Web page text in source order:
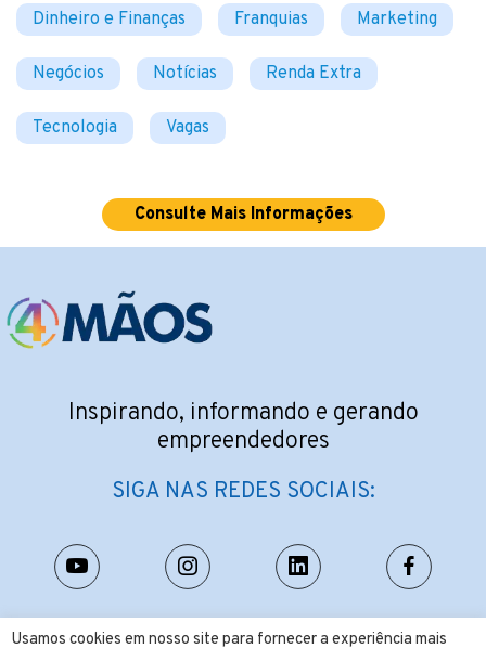
Dinheiro e Finanças Franquias Marketing
Negócios Notícias Renda Extra
Tecnologia Vagas
Consulte Mais Informações
Usamos cookies em nosso site para fornecer a experiência mais
Inspirando, informando e gerando
empreendedores
SIGA NAS REDES SOCIAIS:
CONTATO: